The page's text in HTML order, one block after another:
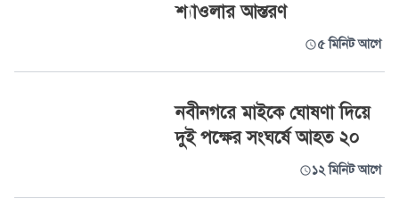
শ্যাওলার আস্তরণ
৫ মিনিট আগে
নবীনগরে মাইকে ঘোষণা দিয়ে
দুই পক্ষের সংঘর্ষে আহত ২০
১২ মিনিট আগে